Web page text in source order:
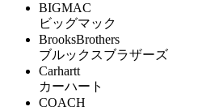
BIGMAC
ビッグマック
BrooksBrothers
ブルックスブラザーズ
Carhartt
カーハート
COACH